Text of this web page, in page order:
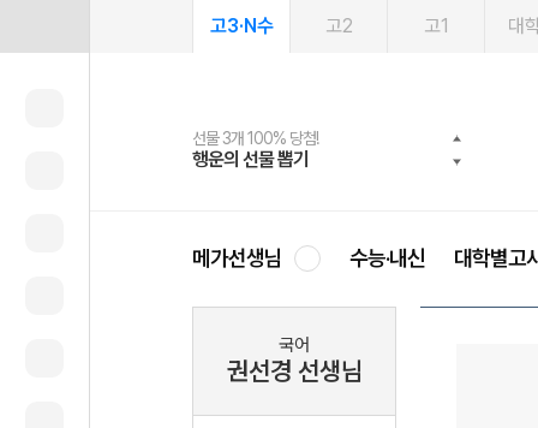
고3·N수 고2 고1 대
선물 3개 100% 당첨!
행운의 선물 뽑기
선물 100% 증정!
메가스터디 X 올리브
여름방학 스터디 캐시백
메가런 썸머스쿨
2027 러셀 단과
강사 공개선발
스마트러닝앱
설문 EVENT
메가패스
3일 무료 체험권
메가패스 수강생 무료혜택!
메가클럽 멤버십
사회공헌 캠페인
희망이룸 메가나눔
메가선생님 수능·내신 대학별고
국어
권선경 선생님